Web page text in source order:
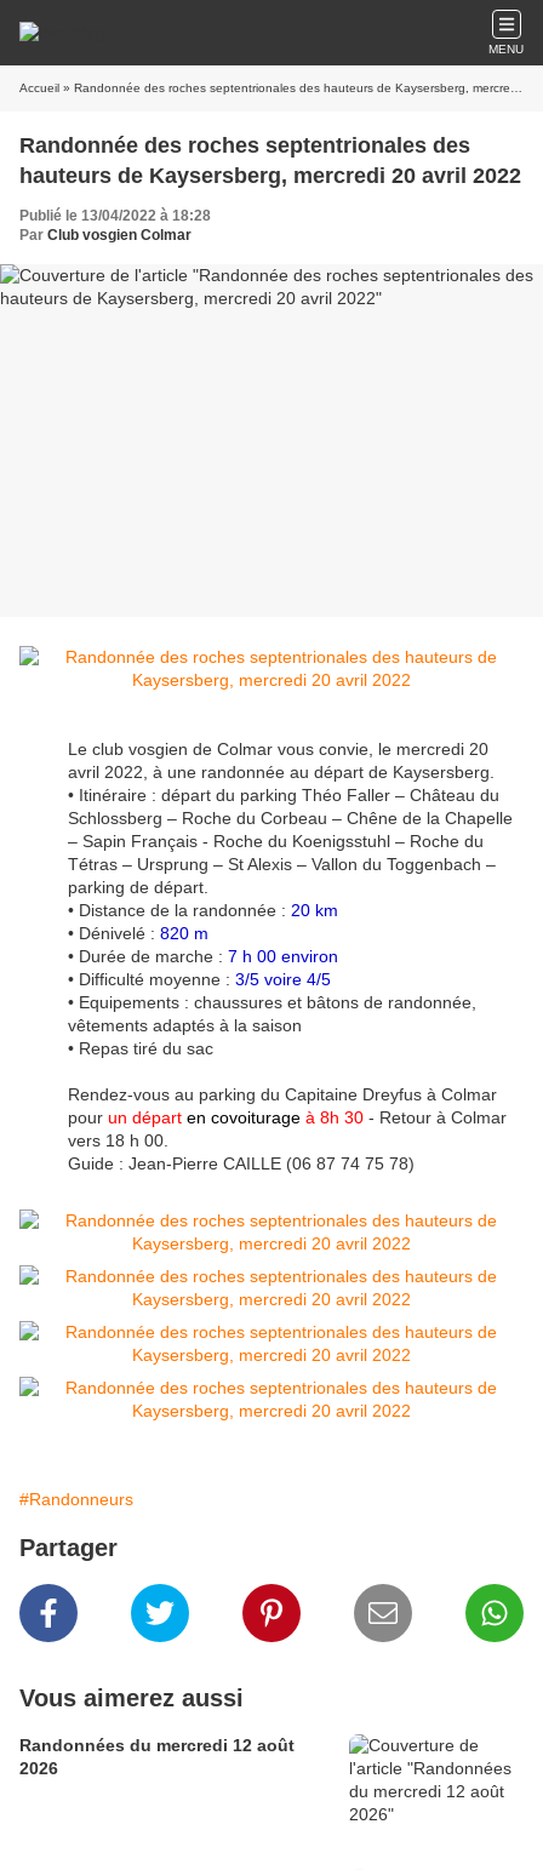
MENU
Accueil » Randonnée des roches septentrionales des hauteurs de Kaysersberg, mercredi 20 avril 2022
Randonnée des roches septentrionales des
hauteurs de Kaysersberg, mercredi 20 avril 2022
Publié le 13/04/2022 à 18:28
Par Club vosgien Colmar
Le club vosgien de Colmar vous convie, le mercredi 20
avril 2022, à une randonnée au départ de Kaysersberg.
• Itinéraire : départ du parking Théo Faller – Château du
Schlossberg – Roche du Corbeau – Chêne de la Chapelle
– Sapin Français - Roche du Koenigsstuhl – Roche du
Tétras – Ursprung – St Alexis – Vallon du Toggenbach –
parking de départ.
• Distance de la randonnée : 20 km
• Dénivelé : 820 m
• Durée de marche : 7 h 00 environ
• Difficulté moyenne : 3/5 voire 4/5
• Equipements : chaussures et bâtons de randonnée,
vêtements adaptés à la saison
• Repas tiré du sac
Rendez-vous au parking du Capitaine Dreyfus à Colmar
pour un départ en covoiturage à 8h 30 - Retour à Colmar
vers 18 h 00.
Guide : Jean-Pierre CAILLE (06 87 74 75 78)
#Randonneurs
Partager
Vous aimerez aussi
Randonnées du mercredi 12 août
2026